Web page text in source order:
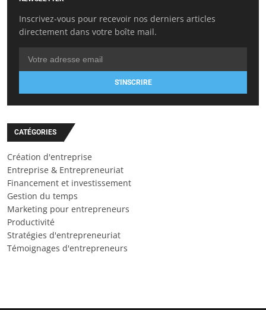
Inscrivez-vous pour recevoir nos derniers articles
directement dans votre boîte mail.
S'INSCRIRE
CATÉGORIES
Création d'entreprise
Entreprise & Entrepreneuriat
Financement et investissement
Gestion du temps
Marketing pour entrepreneurs
Productivité
Stratégies d'entrepreneuriat
Témoignages d'entrepreneurs